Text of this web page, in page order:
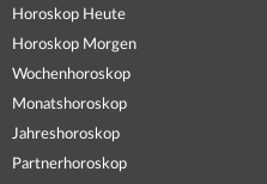
Horoskop Heute
Horoskop Morgen
Wochenhoroskop
Monatshoroskop
Jahreshoroskop
Partnerhoroskop